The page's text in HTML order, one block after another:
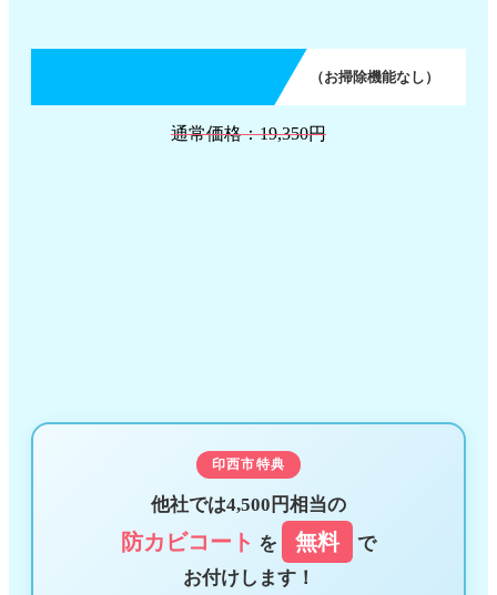
（お掃除機能なし）
通常価格：19,350円
印西市特典
他社では4,500円相当の
防カビコート を 無料
で
お付けします！